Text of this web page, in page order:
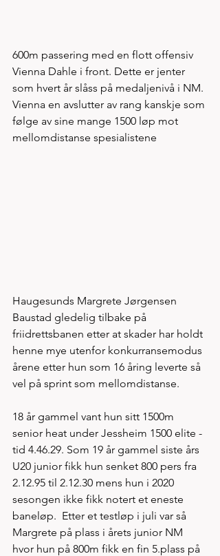
600m passering med en flott offensiv
Vienna Dahle i front. Dette er jenter
som hvert år slåss på medaljenivå i NM.
Vienna en avslutter av rang kanskje som
følge av sine mange 1500 løp mot
mellomdistanse spesialistene
Haugesunds Margrete Jørgensen
Baustad gledelig tilbake på
friidrettsbanen etter at skader har holdt
henne mye utenfor konkurransemodus
årene etter hun som 16 åring leverte så
vel på sprint som mellomdistanse.
18 år gammel vant hun sitt 1500m
senior heat under Jessheim 1500 elite -
tid 4.46.29. Som 19 år gammel siste års
U20 junior fikk hun senket 800 pers fra
2.12.95 til 2.12.30 mens hun i 2020
sesongen ikke fikk notert et eneste
baneløp.  Etter et testløp i juli var så
Margrete på plass i årets junior NM
hvor hun på 800m fikk en fin 5.plass på